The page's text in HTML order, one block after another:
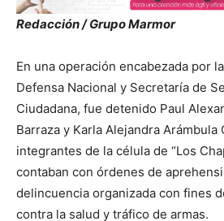
Redacción / Grupo Marmor
En una operación encabezada por
Defensa Nacional y Secretaría de
Ciudadana, fue detenido Paul
Barraza y Karla Alejandra Arámbula
integrantes de la célula de “Los
contaban con órdenes de
delincuencia organizada con fines
contra la salud y tráfico de armas.